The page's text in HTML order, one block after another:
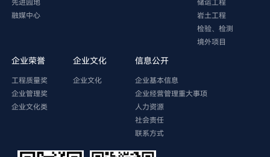
先进园地
融媒中心
储运工程
岩土工程
检验、检测
境外项目
企业荣誉
工程质量奖
企业管理奖
企业文化类
企业文化
企业文化
信息公开
企业基本信息
企业经营管理重大事项
人力资源
社会责任
联系方式